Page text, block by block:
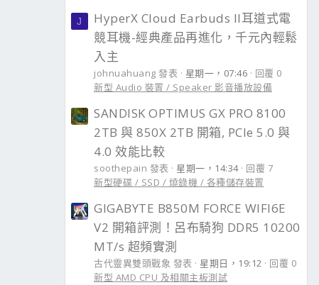
J
HyperX Cloud Earbuds II耳道式電
競耳機-經典產品再進化，千元內輕鬆
入主
johnuahuang 發表 星期一，07:46
回覆 0
新型 Audio 裝置 / Speaker 影音播放設備
SANDISK OPTIMUS GX PRO 8100
2TB 與 850X 2TB 開箱, PCIe 5.0 與
4.0 效能比較
soothepain 發表 星期一，14:34
回覆 7
新型硬碟 / SSD / 燒錄機 / 各種儲存裝置
GIGABYTE B850M FORCE WIFI6E
V2 開箱評測！呂布騎狗 DDR5 10200
MT/s 超頻實測
古代靈異雙頭戰象 發表 星期日，19:12
回覆 0
新型 AMD CPU 及相關主板測試